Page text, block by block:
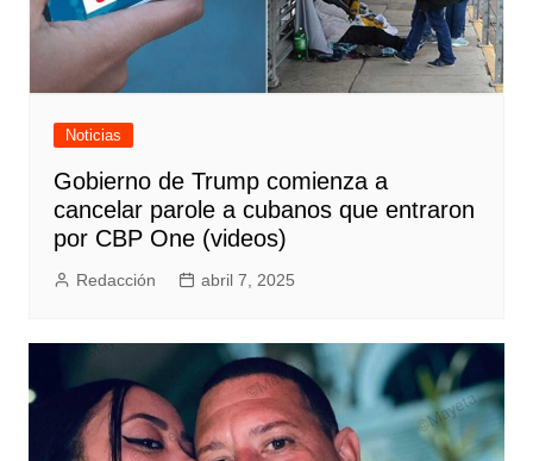
Noticias
Gobierno de Trump comienza a
cancelar parole a cubanos que entraron
por CBP One (videos)
Redacción abril 7, 2025